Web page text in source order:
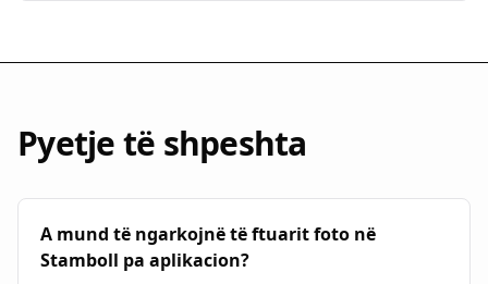
Pyetje të shpeshta
A mund të ngarkojnë të ftuarit foto në
Stamboll pa aplikacion?